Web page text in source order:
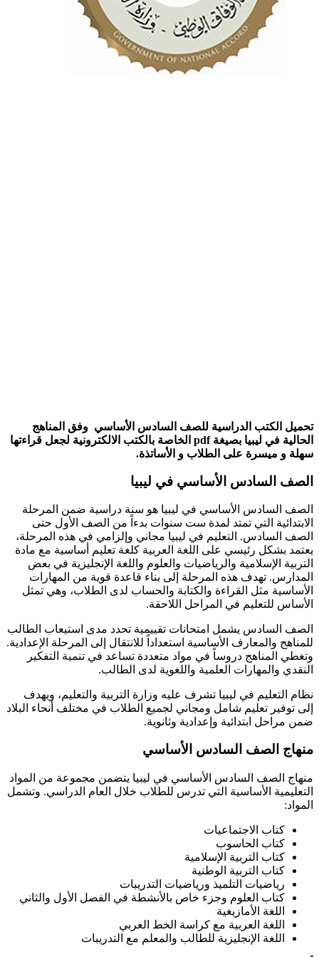
تحميل الكتب الدراسية للصف السادس الأساسي وفق المناهج
الحالية في ليبيا بصيغة pdf الخاصة بالكتب الالكترونية لجعل قراءتها
سهلة و ميسرة على الطلاب و الأساتذة.
الصف السادس الأساسي في ليبيا
الصف السادس الأساسي في ليبيا هو سنة دراسية ضمن المرحلة
الابتدائية التي تمتد لمدة ست سنوات بدءاً من الصف الأول حتى
الصف السادس. التعليم في ليبيا مجاني وإلزامي في هذه المرحلة،
يعتمد بشكل رئيسي على اللغة العربية كلغة تعليم أساسية مع مادة
التربية الإسلامية والرياضيات والعلوم واللغة الإنجليزية في بعض
المدارس. تهدف هذه المرحلة إلى بناء قاعدة قوية من المهارات
الأساسية مثل القراءة والكتابة والحساب لدى الطلاب، وهي تمثل
الأساس للتعليم في المراحل اللاحقة.
الصف السادس يشمل امتحانات تقييمية تحدد مدى استيعاب الطالب
للمناهج والمعارف الأساسية استعداداً للانتقال إلى المرحلة الإعدادية.
وتغطي المناهج دروساً في مواد متعددة تساعد في تنمية التفكير
النقدي والمهارات العلمية واللغوية لدى الطالب.
نظام التعليم في ليبيا تشرف عليه وزارة التربية والتعليم، ويهدف
إلى توفير تعليم شامل ومجاني لجميع الطلاب في مختلف أنحاء البلاد
ضمن مراحل ابتدائية وإعدادية وثانوية.
منهاج الصف السادس الأساسي
منهاج الصف السادس الأساسي في ليبيا يتضمن مجموعة من المواد
التعليمية الأساسية التي تدرس للطلاب خلال العام الدراسي. وتشمل
المواد:
كتاب الاجتماعيات
كتاب الحاسوب
كتاب التربية الإسلامية
كتاب التربية الوطنية
رياضيات التلميذ ورياضيات التدريبات
كتاب العلوم وجزء خاص بالأنشطة في الفصل الأول والثاني
اللغة الأمازيغية
اللغة العربية مع كراسة الخط العربي
اللغة الإنجليزية للطالب والمعلم مع التدريبات